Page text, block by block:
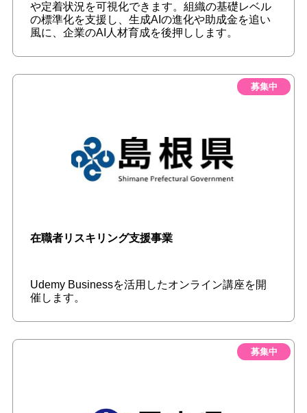
や定着状況を可視化できます。組織の基礎レベル
の標準化を支援し、生成AIの進化や助成金を追い
風に、企業のAI人材育成を後押しします。
募集中
在職者リスキリング支援事業
Udemy Businessを活用したオンライン講座を開
催します。
募集中